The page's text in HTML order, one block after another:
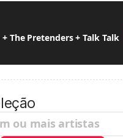
The Pretenders + Talk Talk